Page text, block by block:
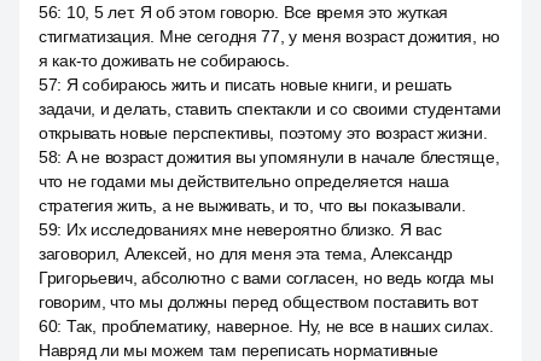
56: 10, 5 лет. Я об этом говорю. Все время это жуткая
стигматизация. Мне сегодня 77, у меня возраст дожития, но
я как-то доживать не собираюсь.
57: Я собираюсь жить и писать новые книги, и решать
задачи, и делать, ставить спектакли и со своими студентами
открывать новые перспективы, поэтому это возраст жизни.
58: А не возраст дожития вы упомянули в начале блестяще,
что не годами мы действительно определяется наша
стратегия жить, а не выживать, и то, что вы показывали.
59: Их исследованиях мне невероятно близко. Я вас
заговорил, Алексей, но для меня эта тема, Александр
Григорьевич, абсолютно с вами согласен, но ведь когда мы
говорим, что мы должны перед обществом поставить вот
60: Так, проблематику, наверное. Ну, не все в наших силах.
Навряд ли мы можем там переписать нормативные